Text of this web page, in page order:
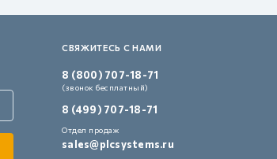
СВЯЖИТЕСЬ С НАМИ
8 (800) 707-18-71
(звонок бесплатный)
8 (499) 707-18-71
Отдел продаж
sales@plcsystems.ru